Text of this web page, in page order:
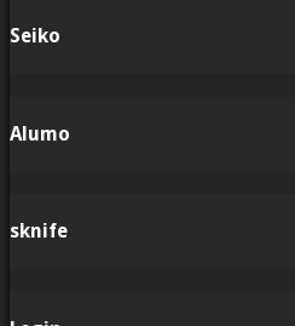
Seiko
Alumo
sknife